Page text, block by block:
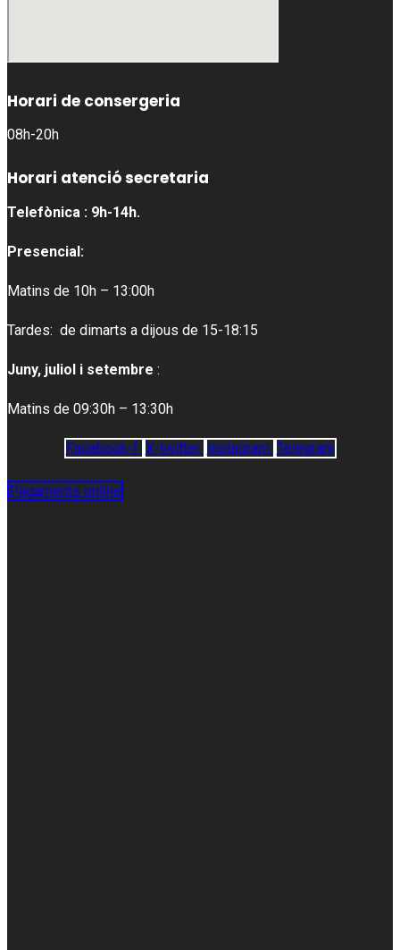
Horari de consergeria
08h-20h
Horari atenció secretaria
Telefònica : 9h-14h.
Presencial:
Matins de 10h – 13:00h
Tardes: de dimarts a dijous de 15-18:15
Juny, juliol i setembre :
Matins de 09:30h – 13:30h
Facebook-f X-twitter Instagram Telegram
Pagaments online